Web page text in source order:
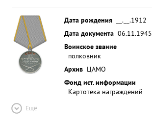
Дата рождения
__.__.1912
Дата документа 06.11.1945
Воинское звание
полковник
Архив ЦАМО
Фонд ист. информации
Картотека награждений
Ещё